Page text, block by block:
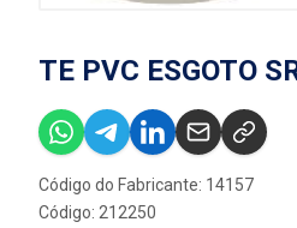
TE PVC ESGOTO
Código do Fabricante: 14157
Código: 212250